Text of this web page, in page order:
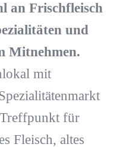
an Frischfleisch
und
Mitnehmen.
mit
für
Fleisch, altes